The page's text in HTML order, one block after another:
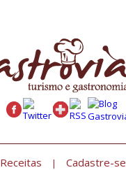
Receitas | Cadastre-se